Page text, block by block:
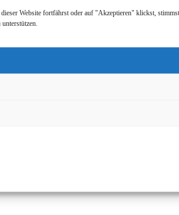
Website fortfährst oder auf "Akzeptieren" klickst,